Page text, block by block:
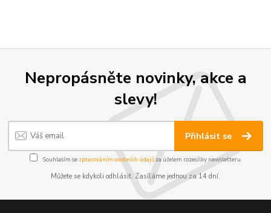
Nepropásněte novinky, akce a
slevy!
Přihlásit se
Souhlasím se zpracováním osobních údajůza účelem rozesílky newsletteru.
Můžete se kdykoli odhlásit. Zasíláme jednou za 14 dní.